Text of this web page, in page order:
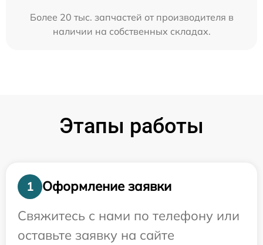
Более 20 тыс. запчастей от производителя в
наличии на собственных складах.
Этапы работы
1
Оформление заявки
Свяжитесь с нами по телефону или
оставьте заявку на сайте